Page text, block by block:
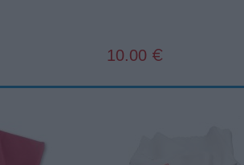
10.00 €